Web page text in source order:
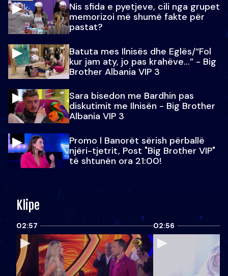
Nis sfida e pyetjeve, cili nga grupet
memorizoi më shumë fakte për
pastat?
Batuta mes Ilnisës dhe Eglës/“Fol
kur jam aty, jo pas krahëve…” - Big
Brother Albania VIP 3
Sara bisedon me Bardhin pas
diskutimit me Ilnisën - Big Brother
Albania VIP 3
Promo l Banorët sërish përballë
njëri-tjetrit, Post "Big Brother VIP"
të shtunën ora 21:00!
Klipe
02:57 02:56